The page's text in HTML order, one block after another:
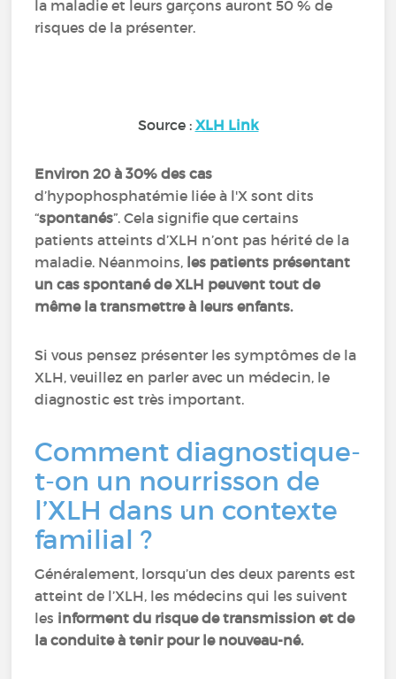
la maladie et leurs garçons auront 50 % de
risques de la présenter.
Source : XLH Link
Environ 20 à 30% des cas
d’hypophosphatémie liée à l'X sont dits
“spontanés”. Cela signifie que certains
patients atteints d’XLH n’ont pas hérité de la
maladie. Néanmoins, les patients présentant
un cas spontané de XLH peuvent tout de
même la transmettre à leurs enfants.
Si vous pensez présenter les symptômes de la
XLH, veuillez en parler avec un médecin, le
diagnostic est très important.
Comment diagnostique-
t-on un nourrisson de
l’XLH dans un contexte
familial ?
Généralement, lorsqu’un des deux parents est
atteint de l’XLH, les médecins qui les suivent
les informent du risque de transmission et de
la conduite à tenir pour le nouveau-né.